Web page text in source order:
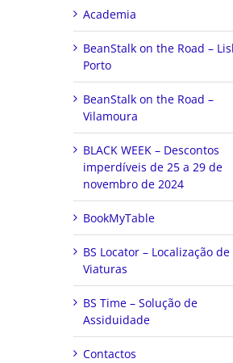
Academia
BeanStalk on the Road –
Porto
BeanStalk on the Road –
Vilamoura
BLACK WEEK – Descontos
imperdíveis de 25 a 29 de
novembro de 2024
BookMyTable
BS Locator – Localização de
Viaturas
BS Time – Solução de
Assiduidade
Contactos